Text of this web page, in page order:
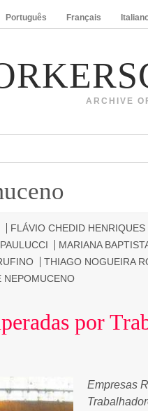
Português Français
ARCHIVE
FLÁVIO CHEDID HENRIQUES
MARIANA
THIAGO NOGUEIRA
NEPOMUCENO
por
Empresas